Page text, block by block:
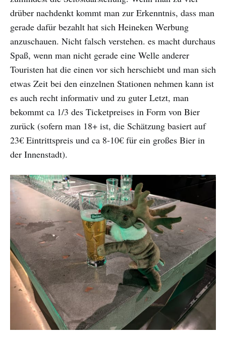
drüber nachdenkt kommt man zur Erkenntnis, dass man
gerade dafür bezahlt hat sich Heineken Werbung
anzuschauen. Nicht falsch verstehen. es macht durchaus
Spaß, wenn man nicht gerade eine Welle anderer
Touristen hat die einen vor sich herschiebt und man sich
etwas Zeit bei den einzelnen Stationen nehmen kann ist
es auch recht informativ und zu guter Letzt, man
bekommt ca 1/3 des Ticketpreises in Form von Bier
zurück (sofern man 18+ ist, die Schätzung basiert auf
23€ Eintrittspreis und ca 8-10€ für ein großes Bier in
der Innenstadt).